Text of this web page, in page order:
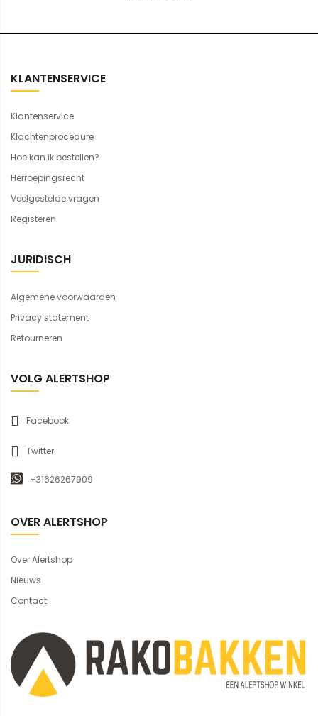
KLANTENSERVICE
Klantenservice
Klachtenprocedure
Hoe kan ik bestellen?
Herroepingsrecht
Veelgestelde vragen
Registeren
JURIDISCH
Algemene voorwaarden
Privacy statement
Retourneren
VOLG ALERTSHOP
Facebook
Twitter
+31626267909
OVER ALERTSHOP
Over Alertshop
Nieuws
Contact